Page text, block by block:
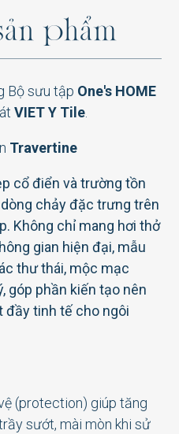
ản phẩm
Bộ sưu tập One's HOME
VIET Y Tile
Travertine
cổ điển và trường tồn
chảy đặc trưng trên
Không chỉ mang hơi thở
gian hiện đại, mẫu
thư thái, mộc mạc
góp phần kiến tạo nên
đầy tinh tế cho ngôi
(protection) giúp tăng
sướt, mài mòn khi sử